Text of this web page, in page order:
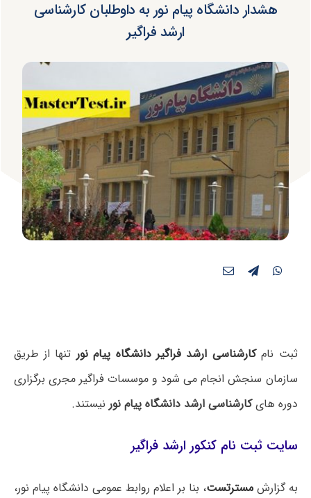
هشدار دانشگاه پیام نور به داوطلبان کارشناسی
ارشد فراگیر
ثبت نامکارشناسی ارشد فراگیر دانشگاه پیام نور تنها از طریق
سازمان سنجش انجام می شود و موسسات فراگیر مجری برگزاری
دوره هایکارشناسی ارشد دانشگاه پیام نور نیستند.
سایت ثبت نام کنکور ارشد فراگیر
به گزارشمسترتست، بنا بر اعلام روابط عمومی دانشگاه پیام نور،